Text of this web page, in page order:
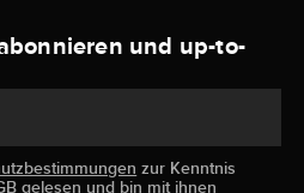
und up-to-
zur Kenntnis
gelesen und bin mit ihnen